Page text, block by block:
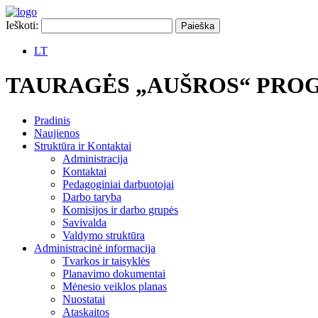
Ieškoti:
LT
TAURAGĖS „AUŠROS“
Pradinis
Naujienos
Struktūra ir Kontaktai
Administracija
Kontaktai
Pedagoginiai darbuotojai
Darbo taryba
Komisijos ir darbo grupės
Savivalda
Valdymo struktūra
Administracinė informacija
Tvarkos ir taisyklės
Planavimo dokumentai
Mėnesio veiklos planas
Nuostatai
Ataskaitos